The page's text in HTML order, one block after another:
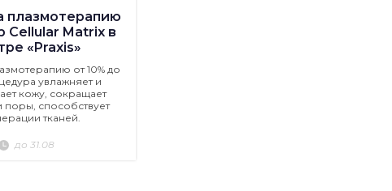
плазмотерапию
Cellular Matrix в
«Praxis»
от 10% до
увлажняет и
кожу, сокращает
способствует
тканей.
до 31.08